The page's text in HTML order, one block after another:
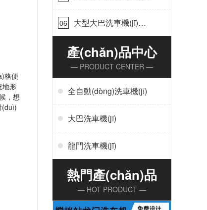
格便
地形
，想
(duì)
型洗車機(jī)什么價(jià)
錢[隆茂鑫晟]
06
大型大巴洗車機(jī)價
(jià)錢怎么樣[隆茂鑫
晟]
產(chǎn)品中心
— PRODUCT CENTER —
全自動(dòng)洗車機(jī)
大巴洗車機(jī)
龍門洗車機(jī)
熱門產(chǎn)品
— HOT PRODUCT —